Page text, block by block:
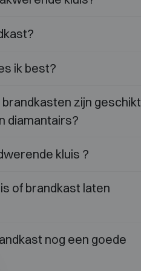
ik best?
zijn geschikt
diamantairs?
kluis ?
of brandkast laten
nog een goede